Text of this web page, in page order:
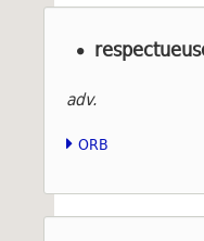
adv.
ORB